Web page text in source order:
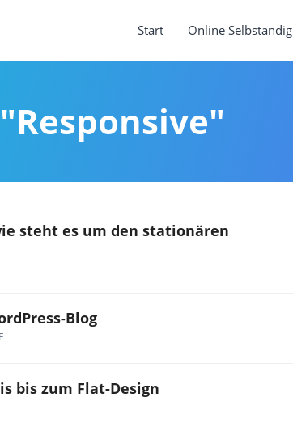
Start Online Selbständig
steht es um den stationären
Blog
bis zum Flat-Design